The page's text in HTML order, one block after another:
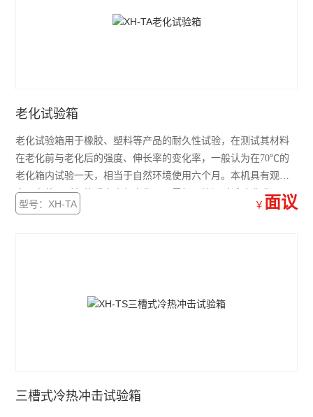
老化试验箱
老化试验箱用于橡胶、塑料等产品的耐久性试验，在测试其材料
在老化前与老化后的强度、伸长率的变化率，一般认为在70℃的
老化箱内试验一天，相当于自然环境使用六个月。本机具有观测
窗，在使用时便能看出内部变化，不需打开箱门对试验造成误
差。
型号：XH-TA ￥ 面议
三槽式冷热冲击试验箱